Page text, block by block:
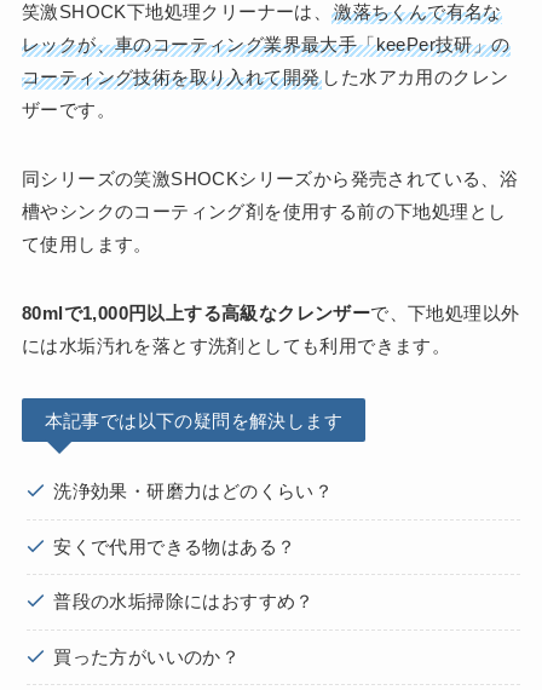
笑激SHOCK下地処理クリーナーは、激落ちくんで有名な
レックが、車のコーティング業界最大手「keePer技研」の
コーティング技術を取り入れて開発 した水アカ用のクレン
ザーです。
同シリーズの笑激SHOCKシリーズから発売されている、浴
槽やシンクのコーティング剤を使用する前の下地処理とし
て使用します。
80mlで1,000円以上する高級なクレンザーで、下地処理以外
には水垢汚れを落とす洗剤としても利用できます。
本記事では以下の疑問を解決します
洗浄効果・研磨力はどのくらい？
安くで代用できる物はある？
普段の水垢掃除にはおすすめ？
買った方がいいのか？